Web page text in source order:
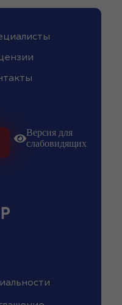
Версия для
слабовидящих